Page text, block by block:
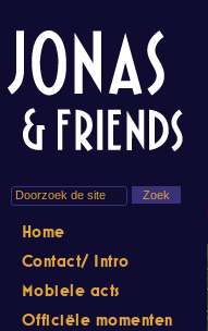
Home
Contact/ Intro
Mobiele acts
Officiële momenten